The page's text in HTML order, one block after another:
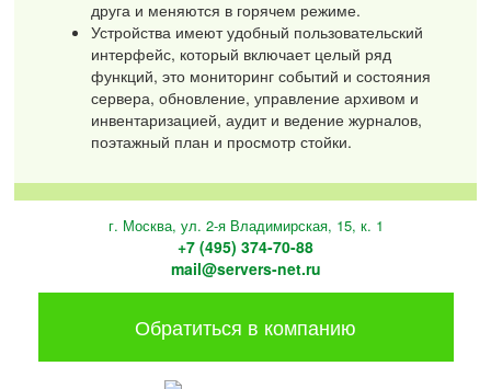
друга и меняются в горячем режиме.
Устройства имеют удобный пользовательский
интерфейс, который включает целый ряд
функций, это мониторинг событий и состояния
сервера, обновление, управление архивом и
инвентаризацией, аудит и ведение журналов,
поэтажный план и просмотр стойки.
г. Москва, ул. 2-я Владимирская, 15, к. 1
+7 (495) 374-70-88
mail@servers-net.ru
Обратиться в компанию